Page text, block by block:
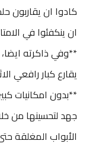
كادوا ان يقاربون
ان ينكفئوا في
**وفي ذاكرته
يقارع كبار رافعي
**بدون امكانيات
جهد لتحسينها من
الأبواب المغلقة